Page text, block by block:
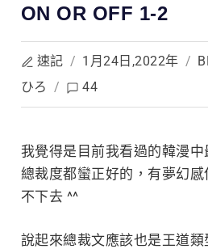
ON OR OFF 1-2
速記 / 1月24日,2022年 /
ひろ
/ 44
我覺得是目前我看過的韓漫
總裁度都蠻正好的，有夢幻感
不下去 ^^
說起來總裁文應該也是王道